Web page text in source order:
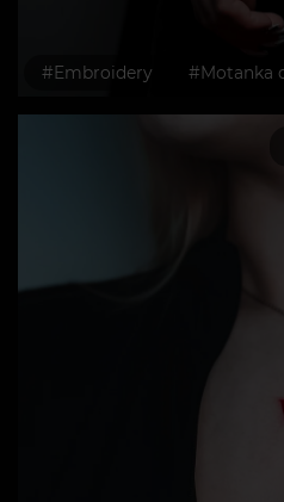
#Embroidery #Motanka